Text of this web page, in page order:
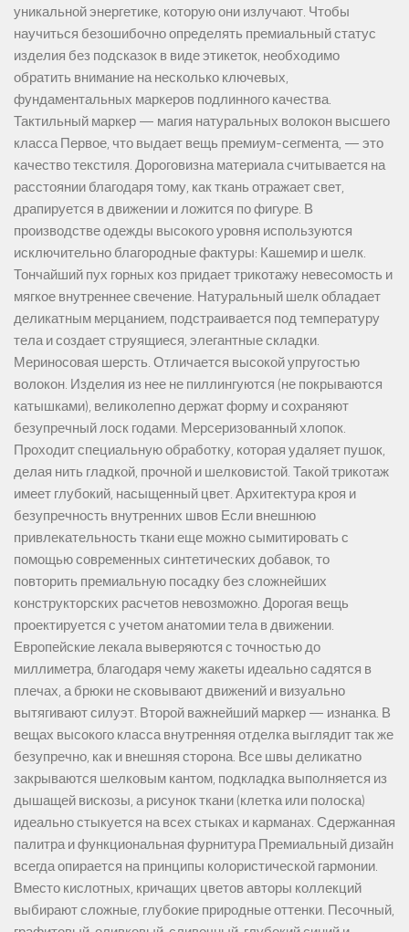
уникальной энергетике, которую они излучают. Чтобы
научиться безошибочно определять премиальный статус
изделия без подсказок в виде этикеток, необходимо
обратить внимание на несколько ключевых,
фундаментальных маркеров подлинного качества.
Тактильный маркер — магия натуральных волокон высшего
класса Первое, что выдает вещь премиум-сегмента, — это
качество текстиля. Дороговизна материала считывается на
расстоянии благодаря тому, как ткань отражает свет,
драпируется в движении и ложится по фигуре. В
производстве одежды высокого уровня используются
исключительно благородные фактуры: Кашемир и шелк.
Тончайший пух горных коз придает трикотажу невесомость и
мягкое внутреннее свечение. Натуральный шелк обладает
деликатным мерцанием, подстраивается под температуру
тела и создает струящиеся, элегантные складки.
Мериносовая шерсть. Отличается высокой упругостью
волокон. Изделия из нее не пиллингуются (не покрываются
катышками), великолепно держат форму и сохраняют
безупречный лоск годами. Мерсеризованный хлопок.
Проходит специальную обработку, которая удаляет пушок,
делая нить гладкой, прочной и шелковистой. Такой трикотаж
имеет глубокий, насыщенный цвет. Архитектура кроя и
безупречность внутренних швов Если внешнюю
привлекательность ткани еще можно сымитировать с
помощью современных синтетических добавок, то
повторить премиальную посадку без сложнейших
конструкторских расчетов невозможно. Дорогая вещь
проектируется с учетом анатомии тела в движении.
Европейские лекала выверяются с точностью до
миллиметра, благодаря чему жакеты идеально садятся в
плечах, а брюки не сковывают движений и визуально
вытягивают силуэт. Второй важнейший маркер — изнанка. В
вещах высокого класса внутренняя отделка выглядит так же
безупречно, как и внешняя сторона. Все швы деликатно
закрываются шелковым кантом, подкладка выполняется из
дышащей вискозы, а рисунок ткани (клетка или полоска)
идеально стыкуется на всех стыках и карманах. Сдержанная
палитра и функциональная фурнитура Премиальный дизайн
всегда опирается на принципы колористической гармонии.
Вместо кислотных, кричащих цветов авторы коллекций
выбирают сложные, глубокие природные оттенки. Песочный,